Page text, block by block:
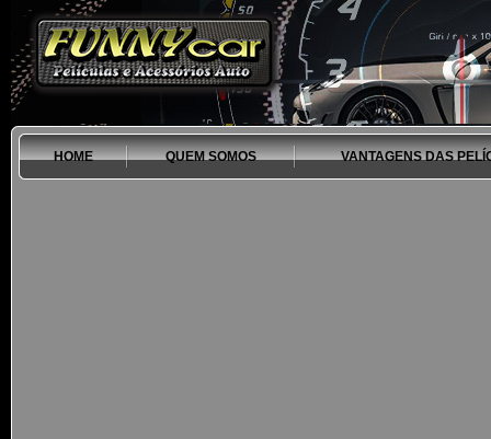
HOME QUEM SOMOS VANTAGENS DAS